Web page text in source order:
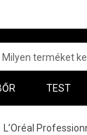
TEST
L’Oréal